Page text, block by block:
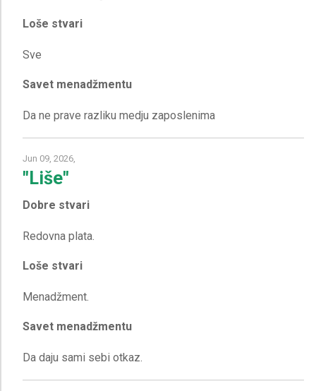
Loše stvari
Savet menadžmentu
Jun 09, 2026,
"Liše"
Dobre stvari
Loše stvari
Savet menadžmentu